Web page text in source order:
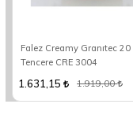
Falez Creamy Granıtec 20
Tencere CRE 3004
1.631,15 1.919,00